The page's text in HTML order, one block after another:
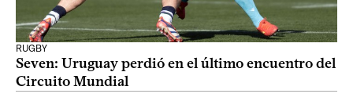
RUGBY
Seven: Uruguay perdió en el último encuentro del
Circuito Mundial